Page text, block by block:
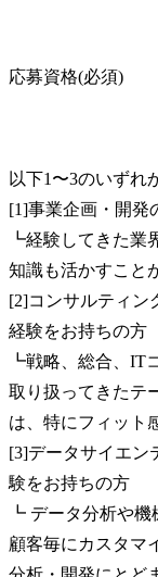
応募資格(必須)
以下1〜3のいずれ
[1]事業企画・開発
┗経験してきた業
知識も活かすこと
[2]コンサルティン
経験をお持ちの方
┗戦略、総合、IT
取り扱ってきたテ
は、特にフィット
[3]データサイエン
験をお持ちの方
┗ データ分析や機
顧客毎にカスタマ